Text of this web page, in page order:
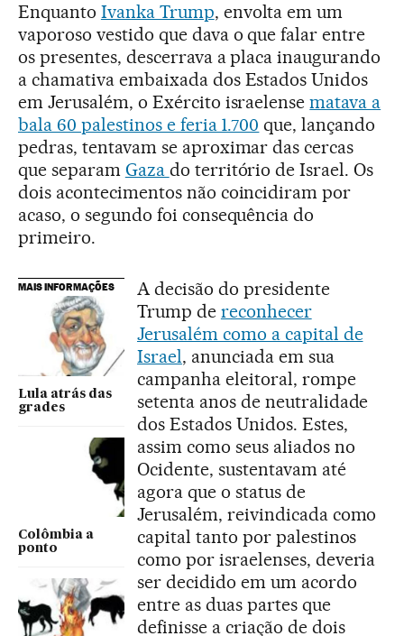
Enquanto Ivanka Trump, envolta em um
vaporoso vestido que dava o que falar entre
os presentes, descerrava a placa inaugurando
a chamativa embaixada dos Estados Unidos
em Jerusalém, o Exército israelensematava a
bala 60 palestinos e feria 1.700 que, lançando
pedras, tentavam se aproximar das cercas
que separam Gaza do território de Israel. Os
dois acontecimentos não coincidiram por
acaso, o segundo foi consequência do
primeiro.
MAIS INFORMAÇÕES
Lula atrás das
grades
Colômbia a
ponto
A decisão do presidente
Trump de reconhecer
Jerusalém como a capital de
Israel, anunciada em sua
campanha eleitoral, rompe
setenta anos de neutralidade
dos Estados Unidos. Estes,
assim como seus aliados no
Ocidente, sustentavam até
agora que o status de
Jerusalém, reivindicada como
capital tanto por palestinos
como por israelenses, deveria
ser decidido em um acordo
entre as duas partes que
definisse a criação de dois